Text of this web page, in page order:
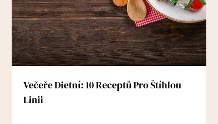
Večeře Dietní: 10 Receptů Pro Štíhlou
Linii